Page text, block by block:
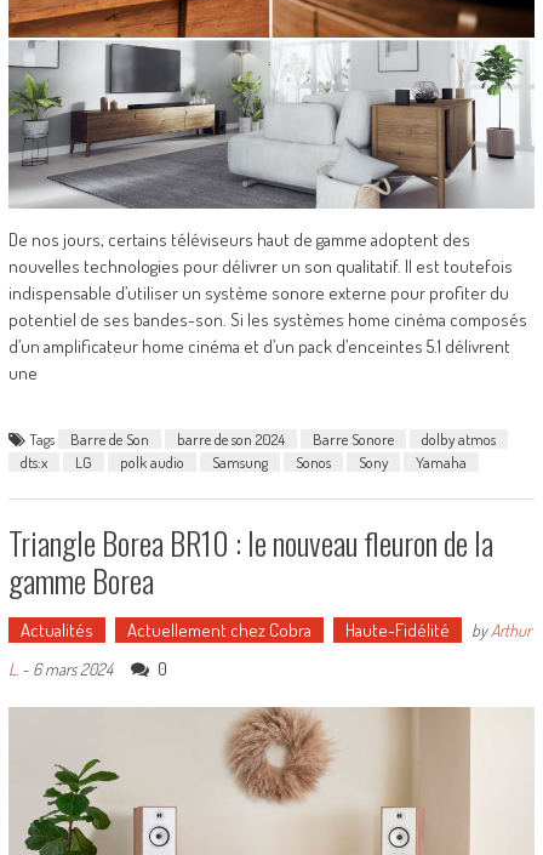
De nos jours, certains téléviseurs haut de gamme adoptent des
nouvelles technologies pour délivrer un son qualitatif. Il est toutefois
indispensable d’utiliser un système sonore externe pour profiter du
potentiel de ses bandes-son. Si les systèmes home cinéma composés
d’un amplificateur home cinéma et d’un pack d’enceintes 5.1 délivrent
une
Tags Barre de Son barre de son 2024 Barre Sonore
dolby atmos
dts:x
LG polk audio Samsung Sonos Sony Yamaha
Triangle Borea BR10 : le nouveau fleuron de la
gamme Borea
Actualités Actuellement chez Cobra Haute-Fidélité byArthur
L. - 6 mars 2024 0